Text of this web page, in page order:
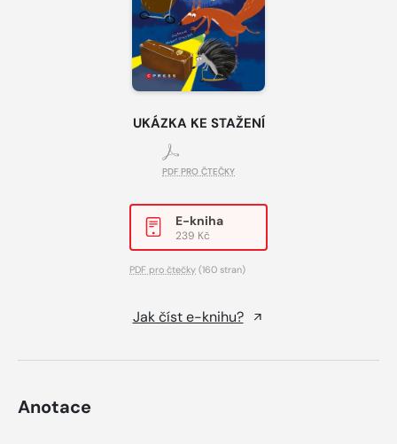
UKÁZKA KE STAŽENÍ
PDF PRO ČTEČKY
E-kniha
239 Kč
PDF pro čtečky (160 stran)
Jak číst e-knihu?
Anotace